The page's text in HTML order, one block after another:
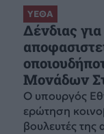
ΥΕΘΑ
Δένδιας
Μονάδων
Ο υπουργός
ερώτηση
βουλευτές της